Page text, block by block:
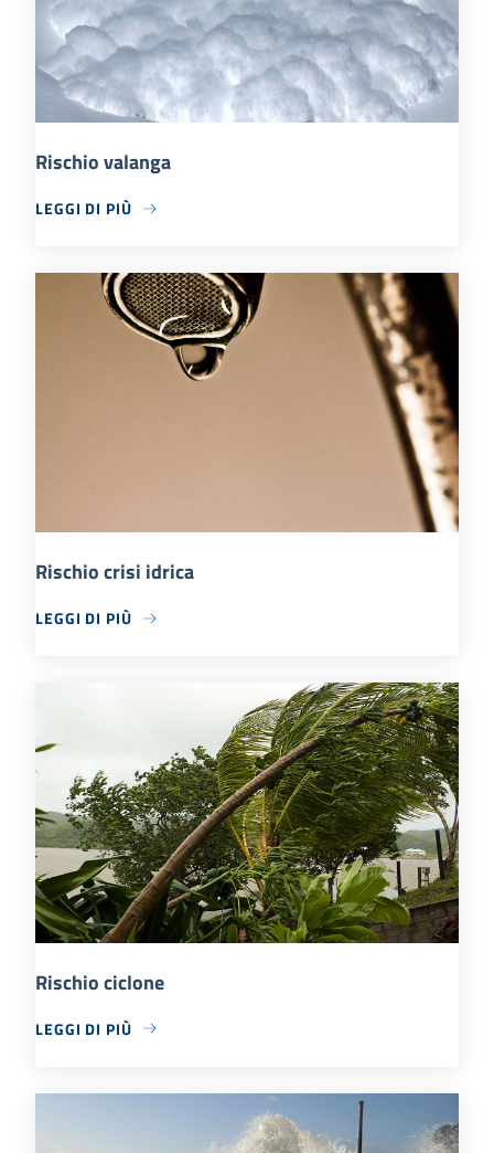
Rischio valanga
LEGGI DI PIÙ
Rischio crisi idrica
LEGGI DI PIÙ
Rischio ciclone
LEGGI DI PIÙ